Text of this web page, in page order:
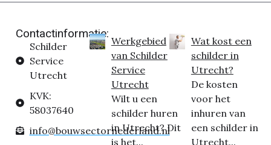
Contactinformatie:
Schilder
Service
Utrecht
KVK:
58037640
info@bouwsectornederland.nl
Werkgebied
van Schilder
Service
Utrecht
Wilt u een
schilder huren
in Utrecht? Dit
is het...
Wat kost een
schilder in
Utrecht?
De kosten
voor het
inhuren van
een schilder in
Utrecht...